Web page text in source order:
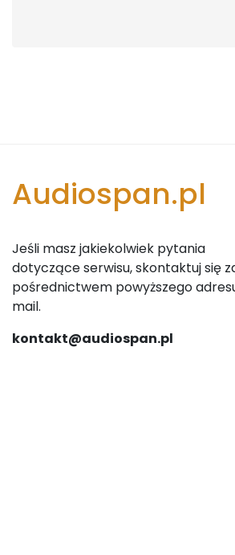
Audiospan.pl
Jeśli masz jakiekolwiek pytania
dotyczące serwisu, skontaktuj się
pośrednictwem powyższego
mail.
kontakt@audiospan.pl